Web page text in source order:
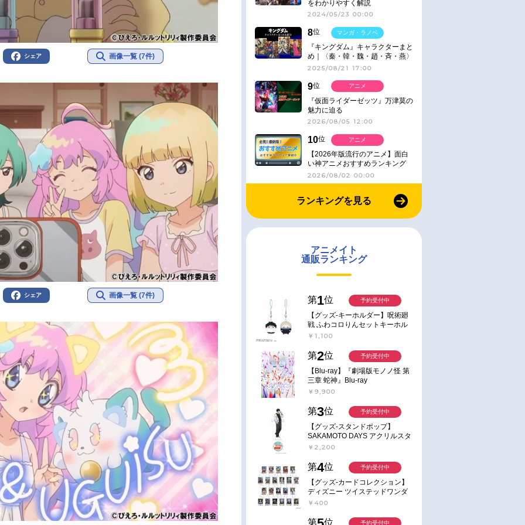
シェア 画像一覧 (7件)
シェア 画像一覧 (7件)
をわかりやすく解説
2024/05/23 00:00
8位
『キングダム』キャラクターまと
め｜〈秦・韓・魏・趙・斉・燕〉
2025/08/21 17:00
マンガ・ラノベ
9位
『仮面ライダーゼッツ』万津莫の
魅力に迫る
2026/08/05 12:00
アニメ
10位
【2026年版流行のアニメ】面白
い神アニメおすすめランキング
【名作・話題作】｜ジャンル別人
気作品をピックアップ
2026/08/02 00:00
アニメ
ランキングを見る
アニメイト
通販ランキング
第1位
【グッズ-キーホルダー】呪術廻
戦 ふわコロりんセットキーホル
ダー【アニメイト特典付】
￥1,100
予約受付中
第2位
【Blu-ray】『劇場版モノノ怪 第
三章 蛇神』Blu-ray
￥9,900
予約受付中
第3位
【グッズ-スタンドポップ】
SAKAMOTO DAYS アクリルスタ
ンド～Sunny Afternoon～ 4.南雲
￥2,200
予約受付中
第4位
【グッズ-カードコレクション】
ディズニー ツイステッドワンダ
ーランド ランダムカードコレク
￥400
予約受付中
第 位 予約受付中